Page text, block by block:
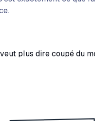
plus dire coupé du